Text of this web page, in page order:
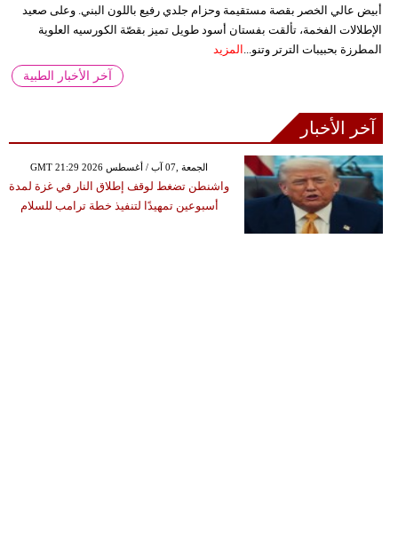
أبيض عالي الخصر بقصة مستقيمة وحزام جلدي رفيع باللون البني. وعلى صعيد
الإطلالات الفخمة، تألقت بفستان أسود طويل تميز بقصّة الكورسيه العلوية
المطرزة بحبيبات الترتر وتنو... المزيد
آخر الأخبار الطبية
آخر الأخبار
GMT 21:29 2026 الجمعة ,07 آب / أغسطس
واشنطن تضغط لوقف إطلاق النار في غزة لمدة
أسبوعين تمهيدًا لتنفيذ خطة ترامب للسلام